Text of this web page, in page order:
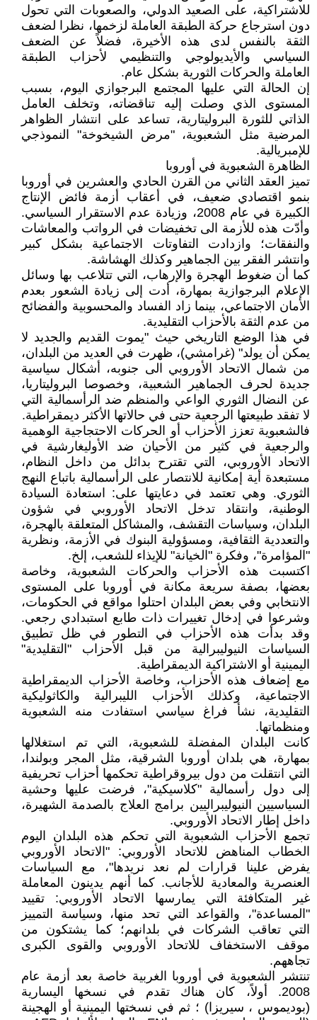
للاشتراكية، على الصعيد الدولي، والصعوبات التي تحول
دون استرجاع حركة الطبقة العاملة لزخمها، نظرا لضعف
الثقة بالنفس لدى هذه الأخيرة، فضلاً عن الضعف
السياسي والأيديولوجي والتنظيمي لأحزاب الطبقة
العاملة والحركات الثورية بشكل عام.
إن الحالة التي عليها المجتمع البرجوازي اليوم، بسبب
المستوى الذي وصلت إليه تناقضاته، وتخلف العامل
الذاتي للثورة البروليتارية، تساعد على انتشار الظواهر
المرضية مثل الشعبوية، "مرض الشيخوخة" النموذجي
للإمبريالية.
الظاهرة الشعبوية في أوروبا
تميز العقد الثاني من القرن الحادي والعشرين في أوروبا
بنمو اقتصادي ضعيف، في أعقاب أزمة فائض الإنتاج
الكبيرة في عام 2008، وزيادة عدم الاستقرار السياسي.
وأدّت هذه للأزمة الى تخفيضات في الرواتب والمعاشات
والنفقات؛ وازدادت التفاوتات الاجتماعية بشكل كبير
وانتشر الفقر بين الجماهير وكذلك الهشاشة.
كما أن ضغوط الهجرة والإرهاب، التي تتلاعب بها وسائل
الإعلام البرجوازية بمهارة، أدت إلى زيادة الشعور بعدم
الأمان الاجتماعي، بينما زاد الفساد والمحسوبية والفضائح
من عدم الثقة بالأحزاب التقليدية.
في هذا الوضع التاريخي حيث "يموت القديم والجديد لا
يمكن أن يولد" (غرامشي)، ظهرت في العديد من البلدان،
من شمال الاتحاد الأوروبي الى جنوبه، أشكال سياسية
جديدة لحرف الجماهير الشعبية، وخصوصا البروليتاريا،
عن النضال الثوري الواعي والمنظم ضد الرأسمالية التي
لا تفقد طبيعتها الرجعية حتى في حالاتها الأكثر ديمقراطية.
فالشعبوية تعزز الأحزاب أو الحركات الاحتجاجية الوهمية
والرجعية في كثير من الأحيان ضد الأوليغارشية في
الاتحاد الأوروبي، التي تقترح بدائل من داخل النظام،
مستبعدة أية إمكانية للانتصار على الرأسمالية باتباع النهج
الثوري. وهي تعتمد في دعايتها على: استعادة السيادة
الوطنية، وانتقاد تدخل الاتحاد الأوروبي في شؤون
البلدان، وسياسات التقشف، والمشاكل المتعلقة بالهجرة،
والتعددية الثقافية، ومسؤولية البنوك في الأزمة، ونظرية
"المؤامرة"، وفكرة "الخيانة" للإيذاء للشعب، إلخ.
اكتسبت هذه الأحزاب والحركات الشعبوية، وخاصة
بعضها، بصفة سريعة مكانة في أوروبا على المستوى
الانتخابي وفي بعض البلدان احتلوا مواقع في الحكومات،
وشرعوا في إدخال تغييرات ذات طابع استبدادي رجعي.
وقد بدأت هذه الأحزاب في التطور في ظل تطبيق
السياسات النيوليبرالية من قبل الأحزاب "التقليدية"
اليمينية أو الاشتراكية الديمقراطية.
مع إضعاف هذه الأحزاب، وخاصة الأحزاب الديمقراطية
الاجتماعية، وكذلك الأحزاب الليبرالية والكاثوليكية
التقليدية، نشأ فراغ سياسي استفادت منه الشعبوية
ومنظماتها.
كانت البلدان المفضلة للشعبوية، التي تم استغلالها
بمهارة، هي بلدان أوروبا الشرقية، مثل المجر وبولندا،
التي انتقلت من دول بيروقراطية تحكمها أحزاب تحريفية
إلى دول رأسمالية "كلاسيكية"، فرضت عليها وحشية
السياسيين النيوليبراليين برامج العلاج بالصدمة الشهيرة،
داخل إطار الاتحاد الأوروبي.
تجمع الأحزاب الشعبوية التي تحكم هذه البلدان اليوم
الخطاب المناهض للاتحاد الأوروبي: "الاتحاد الأوروبي
يفرض علينا قرارات لم نعد نريدها"، مع السياسات
العنصرية والمعادية للأجانب. كما أنهم يدينون المعاملة
غير المتكافئة التي يمارسها الاتحاد الأوروبي: تقييد
"المساعدة"، والقواعد التي تحد منها، وسياسة التمييز
التي تعاقب الشركات في بلدانهم؛ كما يشتكون من
موقف الاستخفاف للاتحاد الأوروبي والقوى الكبرى
تجاههم.
تنتشر الشعبوية في أوروبا الغربية خاصة بعد أزمة عام
2008. أولاً، كان هناك تقدم في نسخها اليسارية
(بوديموس ، سيريزا) ؛ ثم في نسختها اليمينية أو الهجينة